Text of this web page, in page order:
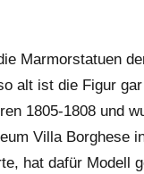
Marmorstatuen
alt ist die Figur
1805-1808 und
Villa Borghese
hat dafür Modell